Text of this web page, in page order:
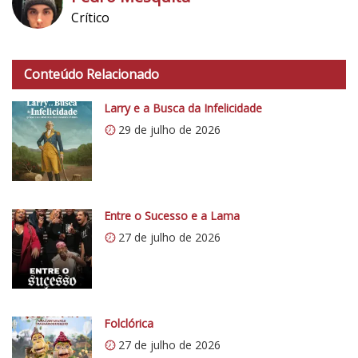
t
p
s
:
/
/
0
.
w
p
.
o
m
Crítico
Conteúdo Relacionado
Larry e a Busca da Infelicidade
29 de julho de 2026
Entre o Sucesso e a Lama
27 de julho de 2026
Folclórica
27 de julho de 2026